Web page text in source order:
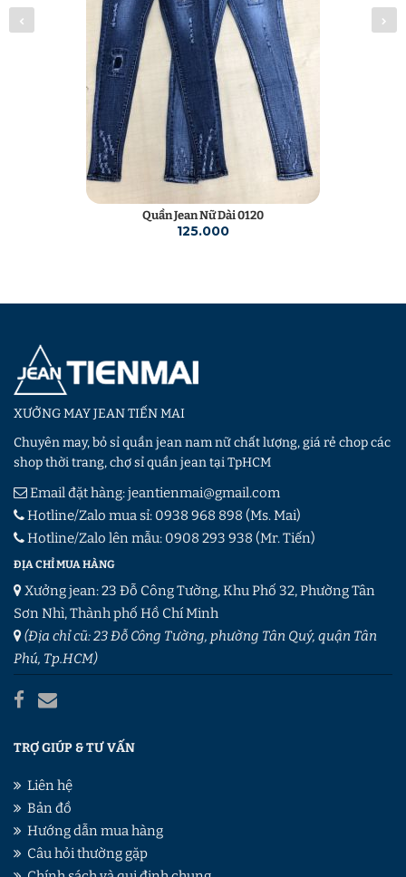
Quần Jean Nữ Dài 0120
125.000
XƯỞNG MAY JEAN TIẾN MAI
Chuyên may, bỏ sỉ quần jean nam nữ chất lượng, giá rẻ chop các
shop thời trang, chợ sỉ quần jean tại TpHCM
Email đặt hàng:jeantienmai@gmail.com
Hotline/Zalo mua sỉ: 0938 968 898 (Ms. Mai)
Hotline/Zalo lên mẫu: 0908 293 938 (Mr. Tiến)
ĐỊA CHỈ MUA HÀNG
Xưởng jean: 23 Đỗ Công Tường, Khu Phố 32, Phường Tân
Sơn Nhì, Thành phố Hồ Chí Minh
(Địa chỉ cũ: 23 Đỗ Công Tường, phường Tân Quý, quận Tân
Phú, Tp.HCM)
TRỢ GIÚP & TƯ VẤN
Liên hệ
Bản đồ
Hướng dẫn mua hàng
Câu hỏi thường gặp